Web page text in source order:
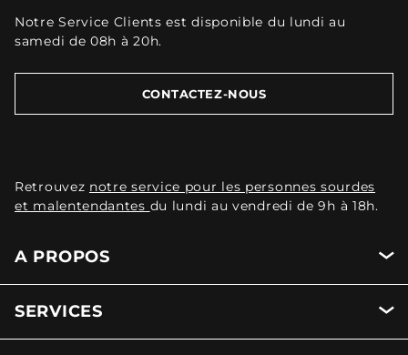
Notre Service Clients est disponible du lundi au
samedi de 08h à 20h.
CONTACTEZ-NOUS
Retrouvez notre service pour les personnes sourdes
et malentendantes du lundi au vendredi de 9h à 18h.
A PROPOS
SERVICES